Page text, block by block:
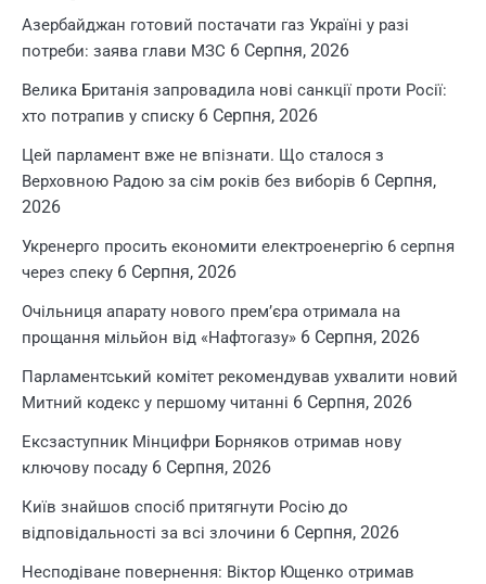
Азербайджан готовий постачати газ Україні у разі
потреби: заява глави МЗС 6 Серпня, 2026
Велика Британія запровадила нові санкції проти Росії:
хто потрапив у списку 6 Серпня, 2026
Цей парламент вже не впізнати. Що сталося з
Верховною Радою за сім років без виборів 6 Серпня,
2026
Укренерго просить економити електроенергію 6 серпня
через спеку 6 Серпня, 2026
Очільниця апарату нового прем’єра отримала на
прощання мільйон від «Нафтогазу» 6 Серпня, 2026
Парламентський комітет рекомендував ухвалити новий
Митний кодекс у першому читанні 6 Серпня, 2026
Ексзаступник Мінцифри Борняков отримав нову
ключову посаду 6 Серпня, 2026
Київ знайшов спосіб притягнути Росію до
відповідальності за всі злочини 6 Серпня, 2026
Несподіване повернення: Віктор Ющенко отримав